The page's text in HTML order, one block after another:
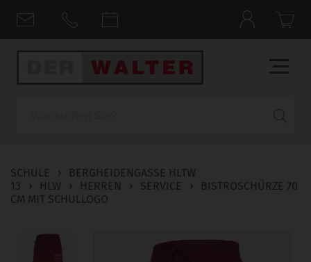
SCHULE ›
BERGHEIDENGASSE HLTW
13
› HLW › HERREN › SERVICE ›
BISTROSCHÜRZE 70
CM MIT SCHULLOGO